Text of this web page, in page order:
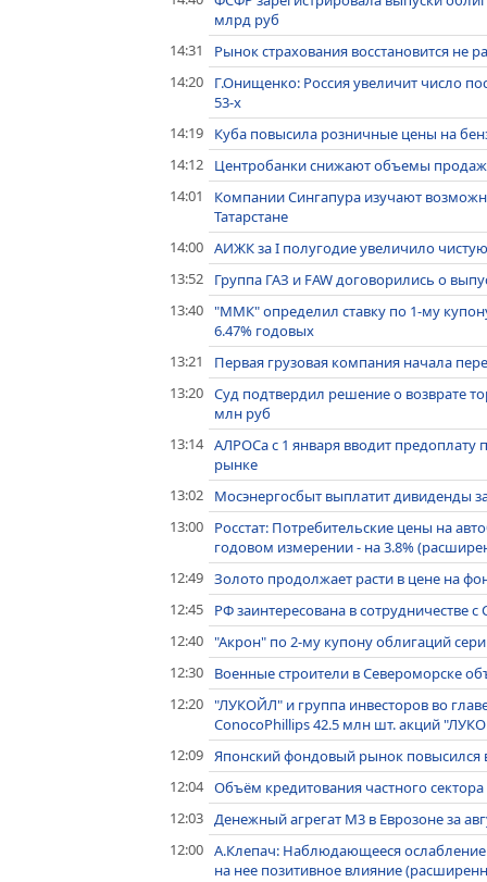
млрд руб
14:31
Рынок страхования восстановится не
14:20
Г.Онищенко: Россия увеличит число
53-х
14:19
Куба повысила розничные цены на
14:12
Центробанки снижают объемы
14:01
Компании Сингапура изучают
Татарстане
14:00 АИЖК за I полугодие увеличило
13:52
Группа ГАЗ и FAW договорились о
13:40 "ММК" определил ставку по 1-му
6.47% годовых
13:21
Первая грузовая компания начала
13:20 Суд подтвердил решение о возврате
млн руб
13:14 АЛРОСа с 1 января вводит
рынке
13:02
Мосэнергосбыт выплатит дивиденды
13:00
Росстат: Потребительские цены на
годовом измерении - на 3.8%
12:49 Золото продолжает расти в цене на
12:45
РФ заинтересована в сотрудничестве
12:40 "Акрон" по 2-му купону облигаций
12:30
Военные строители в Североморске
12:20 "ЛУКОЙЛ" и группа инвесторов во
ConocoPhillips 42.5 млн шт. акций
12:09 Японский фондовый рынок повысился
12:04 Объём кредитования частного сектора
12:03 Денежный агрегат М3 в Еврозоне за
12:00 А.Клепач: Наблюдающееся
на нее позитивное влияние